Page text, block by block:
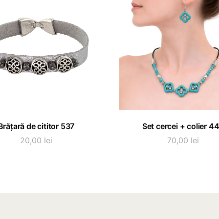
ADAUGĂ ÎN COȘ
de cititor 537
20,00 lei
ADAUGĂ ÎN COȘ
Set cercei + colier
70,00 lei